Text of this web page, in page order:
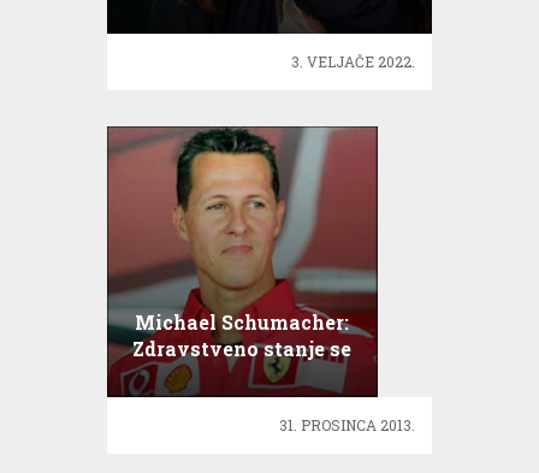
3. VELJAČE 2022.
Michael Schumacher:
Zdravstveno stanje se
poboljšava!
31. PROSINCA 2013.